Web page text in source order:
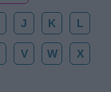
J K L
V W X